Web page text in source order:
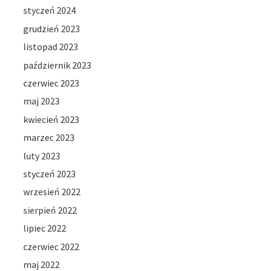
styczeń 2024
grudzień 2023
listopad 2023
październik 2023
czerwiec 2023
maj 2023
kwiecień 2023
marzec 2023
luty 2023
styczeń 2023
wrzesień 2022
sierpień 2022
lipiec 2022
czerwiec 2022
maj 2022